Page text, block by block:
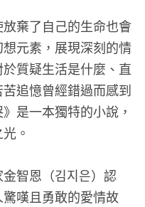
棄了自己的生命也會
元素，展現深刻的情
質疑生活是什麼、直
追憶曾經錯過而感到
是一本獨特的小說，
。
智恩（김지은）認
嘆且勇敢的愛情故